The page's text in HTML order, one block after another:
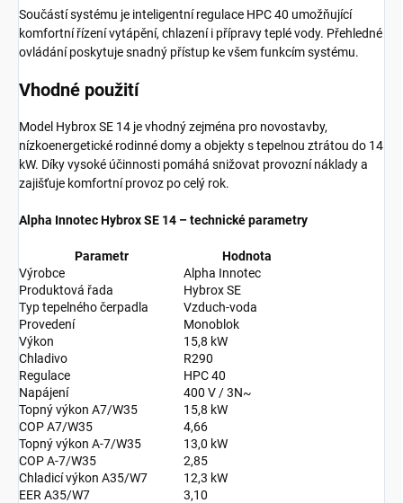
Součástí systému je inteligentní regulace HPC 40 umožňující
komfortní řízení vytápění, chlazení i přípravy teplé vody. Přehledné
ovládání poskytuje snadný přístup ke všem funkcím systému.
Vhodné použití
Model Hybrox SE 14 je vhodný zejména pro novostavby,
nízkoenergetické rodinné domy a objekty s tepelnou ztrátou do 14
kW. Díky vysoké účinnosti pomáhá snižovat provozní náklady a
zajišťuje komfortní provoz po celý rok.
Alpha Innotec Hybrox SE 14 – technické parametry
Parametr
Hodnota
Výrobce
Alpha Innotec
Produktová řada
Hybrox SE
Typ tepelného čerpadla
Vzduch-voda
Provedení
Monoblok
Výkon
15,8 kW
Chladivo
R290
Regulace
HPC 40
Napájení
400 V / 3N~
Topný výkon A7/W35
15,8 kW
COP A7/W35
4,66
Topný výkon A-7/W35
13,0 kW
COP A-7/W35
2,85
Chladicí výkon A35/W7
12,3 kW
EER A35/W7
3,10